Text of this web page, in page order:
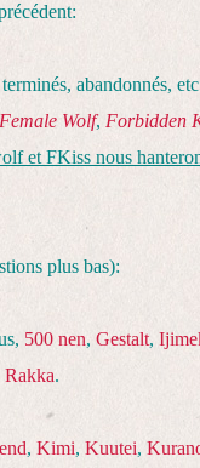
abandonnés,
Wolf, Forbidden
et FKiss nous
plus bas):
500 nen, Gestalt,
.
, Kimi, Kuutei,